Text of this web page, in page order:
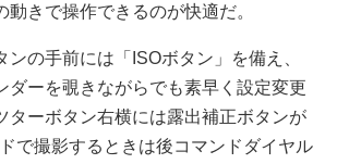
動きで操作できるのが快適だ。
の手前には「ISOボタン」を備え、
ダーを覗きながらでも素早く設定変更
ターボタン右横には露出補正ボタンが
で撮影するときは後コマンドダイヤル